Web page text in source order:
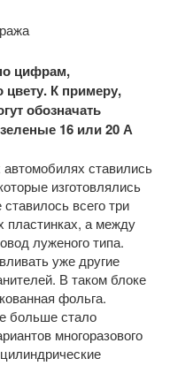
цифрам,
К примеру,
обозначать
16 или 20 А
ставились
изготовлялись
всего три
пластинках, а между
луженого типа.
уже другие
В таком блоке
фольга.
больше стало
многоразового